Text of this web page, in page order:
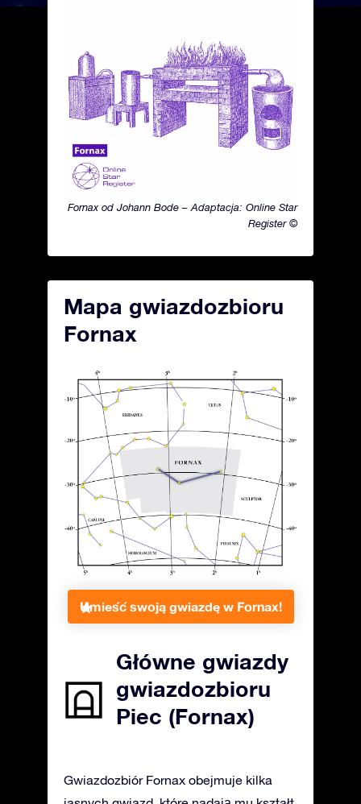
Fornax od Johann Bode – Adaptacja: Online Star
Register ©
Mapa gwiazdozbioru
Fornax
Umieść swoją gwiazdę w Fornax!
Główne gwiazdy
gwiazdozbioru
Piec (Fornax)
Gwiazdozbiór Fornax obejmuje kilka